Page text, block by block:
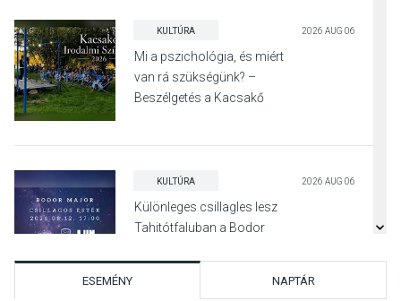
KULTÚRA 2026 AUG 06
Mi a pszichológia, és miért
van rá szükségünk? –
Beszélgetés a Kacsakő
KULTÚRA 2026 AUG 06
Különleges csillagles lesz
Tahitótfaluban a Bodor
ESEMÉNY NAPTÁR